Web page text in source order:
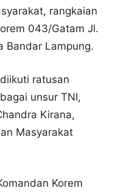
rangkaian
043/Gatam Jl.
Bandar Lampung.
ratusan
unsur TNI,
Kirana,
Masyarakat
Korem